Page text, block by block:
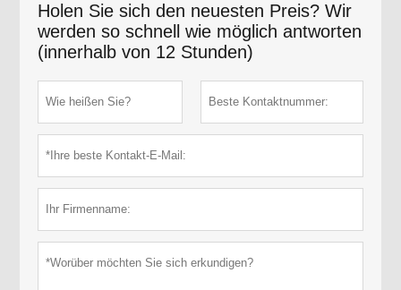
Holen Sie sich den neuesten Preis? Wir
werden so schnell wie möglich antworten
(innerhalb von 12 Stunden)